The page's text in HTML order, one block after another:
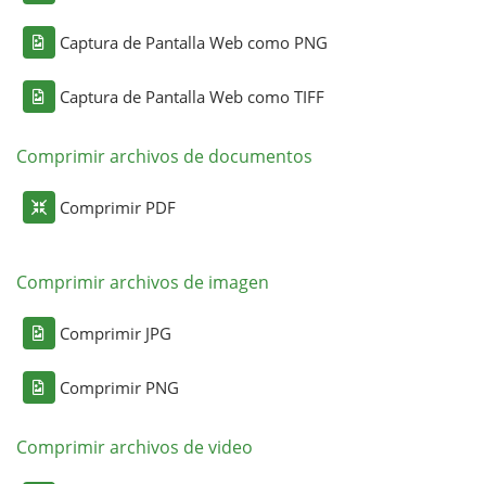
Captura de Pantalla Web como PNG
Captura de Pantalla Web como TIFF
Comprimir archivos de documentos
Comprimir PDF
Comprimir archivos de imagen
Comprimir JPG
Comprimir PNG
Comprimir archivos de video